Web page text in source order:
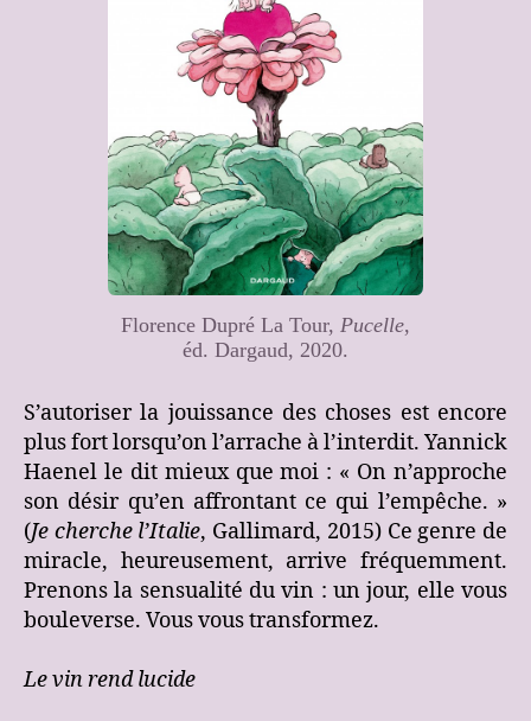
Florence Dupré La Tour, Pucelle,
éd. Dargaud, 2020.
S’autoriser la jouissance des choses est encore
plus fort lorsqu’on l’arrache à l’interdit. Yannick
Haenel le dit mieux que moi : « On n’approche
son désir qu’en affrontant ce qui l’empêche. »
(Je cherche l’Italie, Gallimard, 2015) Ce genre de
miracle, heureusement, arrive fréquemment.
Prenons la sensualité du vin : un jour, elle vous
bouleverse. Vous vous transformez.
Le vin rend lucide